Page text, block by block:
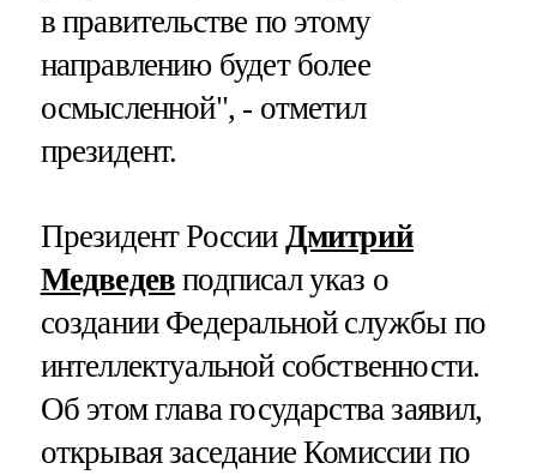
в правительстве по этому
направлению будет более
осмысленной", - отметил
президент.
Президент России Дмитрий
Медведев подписал указ о
создании Федеральной службы по
интеллектуальной собственности.
Об этом глава государства заявил,
открывая заседание Комиссии по